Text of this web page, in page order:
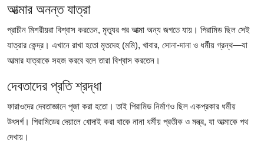
আত্মার অনন্ত যাত্রা
প্রাচীন মিশরীয়রা বিশ্বাস করতেন, মৃত্যুর পর আত্মা অন্য জগতে যায়। পিরামিড ছিল সেই
যাত্রার কেন্দ্র। এখানে রাখা হতো মৃতদেহ (মমি), খাবার, সোনা-দানা ও ধর্মীয় গ্রন্থ—যা
আত্মার যাত্রাকে সহজ করবে বলে তারা বিশ্বাস করতেন।
দেবতাদের প্রতি শ্রদ্ধা
ফারাওদের দেবতাজ্ঞানে পূজা করা হতো। তাই পিরামিড নির্মাণও ছিল একপ্রকার ধর্মীয়
উৎসর্গ। পিরামিডের দেয়ালে খোদাই করা থাকে নানা ধর্মীয় প্রতীক ও মন্ত্র, যা আত্মাকে পথ
দেখায়।